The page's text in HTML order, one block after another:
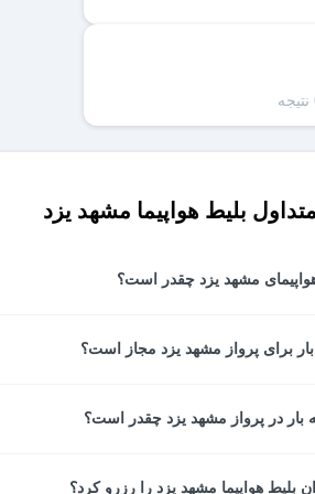
بلیط هواپیما مشهد یزد
مشهد یزد چقدر است؟
مشهد یزد در هر روز بسته به شرایط
برای پرواز مشهد یزد مجاز است؟
بار در پرواز مشهد یزد چقدر است؟
هواپیما مشهد یزد را رزرو کرد؟